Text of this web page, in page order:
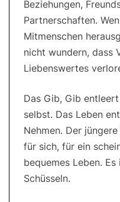
Beziehungen,
Partnerschaften.
Mitmenschen
nicht wundern, dass
Liebenswertes
Das Gib, Gib
selbst. Das Leben
Nehmen. Der
für sich, für ein
bequemes Leben.
Schüsseln.